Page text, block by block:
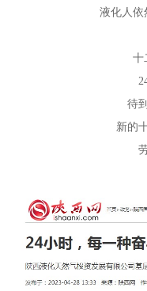
液化人依
十
待
新的